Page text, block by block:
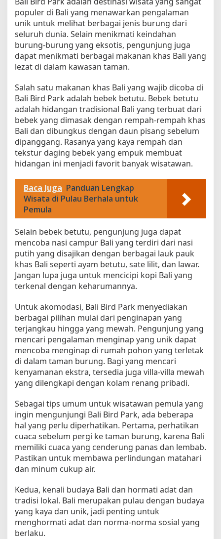
populer di Bali yang menawarkan pengalaman
unik untuk melihat berbagai jenis burung dari
seluruh dunia. Selain menikmati keindahan
burung-burung yang eksotis, pengunjung juga
dapat menikmati berbagai makanan khas Bali yang
lezat di dalam kawasan taman.
Salah satu makanan khas Bali yang wajib dicoba di
Bali Bird Park adalah bebek betutu. Bebek betutu
adalah hidangan tradisional Bali yang terbuat dari
bebek yang dimasak dengan rempah-rempah khas
Bali dan dibungkus dengan daun pisang sebelum
dipanggang. Rasanya yang kaya rempah dan
tekstur daging bebek yang empuk membuat
hidangan ini menjadi favorit banyak wisatawan.
Baca Juga Panduan Lengkap
Wisata di Pulau Berhala untuk
Pemula
Selain bebek betutu, pengunjung juga dapat
mencoba nasi campur Bali yang terdiri dari nasi
putih yang disajikan dengan berbagai lauk pauk
khas Bali seperti ayam betutu, sate lilit, dan lawar.
Jangan lupa juga untuk mencicipi kopi Bali yang
terkenal dengan keharumannya.
Untuk akomodasi, Bali Bird Park menyediakan
berbagai pilihan mulai dari penginapan yang
terjangkau hingga yang mewah. Pengunjung yang
mencari pengalaman menginap yang unik dapat
mencoba menginap di rumah pohon yang terletak
di dalam taman burung. Bagi yang mencari
kenyamanan ekstra, tersedia juga villa-villa mewah
yang dilengkapi dengan kolam renang pribadi.
Sebagai tips umum untuk wisatawan pemula yang
ingin mengunjungi Bali Bird Park, ada beberapa
hal yang perlu diperhatikan. Pertama, perhatikan
cuaca sebelum pergi ke taman burung, karena Bali
memiliki cuaca yang cenderung panas dan lembab.
Pastikan untuk membawa perlindungan matahari
dan minum cukup air.
Kedua, kenali budaya Bali dan hormati adat dan
tradisi lokal. Bali merupakan pulau dengan budaya
yang kaya dan unik, jadi penting untuk
menghormati adat dan norma-norma sosial yang
berlaku.